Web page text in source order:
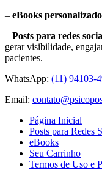
– eBooks
– Posts para redes
gerar visibilidade,
pacientes.
WhatsApp: (11) 94103-
Email:
Página Inicial
Posts para Redes
eBooks
Seu Carrinho
Termos de Uso e